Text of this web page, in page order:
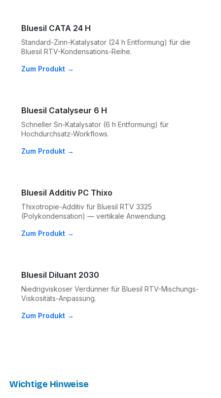
Bluesil CATA 24 H
Standard-Zinn-Katalysator (24 h Entformung) für die
Bluesil RTV-Kondensations-Reihe.
Zum Produkt →
Bluesil Catalyseur 6 H
Schneller Sn-Katalysator (6 h Entformung) für
Hochdurchsatz-Workflows.
Zum Produkt →
Bluesil Additiv PC Thixo
Thixotropie-Additiv für Bluesil RTV 3325
(Polykondensation) — vertikale Anwendung.
Zum Produkt →
Bluesil Diluant 2030
Niedrigviskoser Verdünner für Bluesil RTV-Mischungs-
Viskositäts-Anpassung.
Zum Produkt →
Wichtige Hinweise